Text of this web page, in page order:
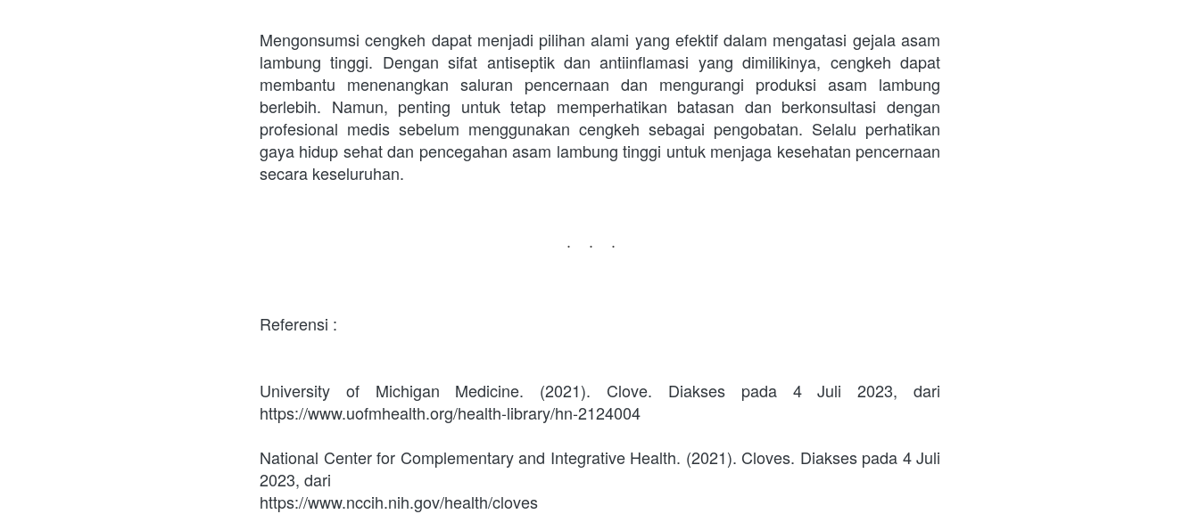
Mengonsumsi cengkeh dapat menjadi pilihan alami yang efektif dalam mengatasi gejala asam
lambung tinggi. Dengan sifat antiseptik dan antiinflamasi yang dimilikinya, cengkeh dapat
membantu menenangkan saluran pencernaan dan mengurangi produksi asam lambung
berlebih. Namun, penting untuk tetap memperhatikan batasan dan berkonsultasi dengan
profesional medis sebelum menggunakan cengkeh sebagai pengobatan. Selalu perhatikan
gaya hidup sehat dan pencegahan asam lambung tinggi untuk menjaga kesehatan pencernaan
secara keseluruhan.
...
Referensi :
University of Michigan Medicine. (2021). Clove. Diakses pada 4 Juli 2023, dari
https://www.uofmhealth.org/health-library/hn-2124004
National Center for Complementary and Integrative Health. (2021). Cloves. Diakses pada 4 Juli
2023, dari
https://www.nccih.nih.gov/health/cloves